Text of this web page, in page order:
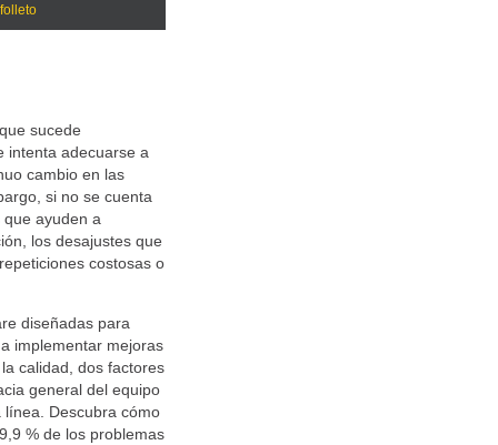
sucede
intenta adecuarse a
cambio en las
si no se cuenta
que ayuden a
los desajustes que
costosas o
diseñadas para
implementar mejoras
calidad, dos factores
general del equipo
línea. Descubra cómo
% de los problemas